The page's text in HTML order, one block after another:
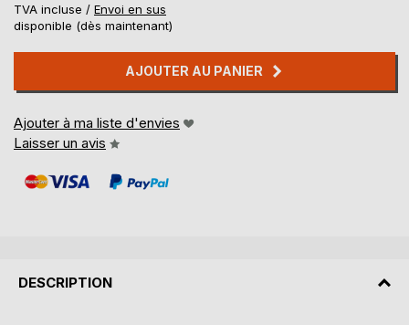
TVA incluse / Envoi en sus
disponible (dès maintenant)
AJOUTER AU PANIER
Ajouter à ma liste d'envies
Laisser un avis
DESCRIPTION